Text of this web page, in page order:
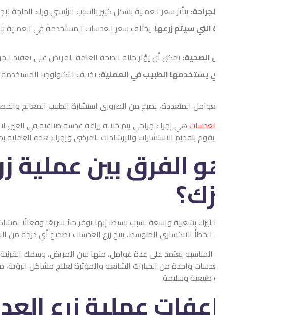
: يتأثر سعر العملية بشكل كبير بالسبب الرئيسي وراء الحاجة لإجراء الجراحة، سواء
: يختلف سعر العدسات المستخدمة في العملية بناءً على نوعها وجودتها،
: يمكن أن يؤثر حالة الصحة العامة للمريض على تعقيد الجراحة والتحضيرات
يستخدمها الطبيب في العملية: تختلف التكنولوجيا المستخدمة في عمليات زرع
المتعددة، يصبح من الضروري استشارة الطبيب المعالج والحصول على تقدير دقيق
هي إجراء جراحي يتم خلاله زراعة عدسة صناعية في العين لتصحيح مشاكل الرؤية
بتقديم الاستشارات والإرشادات للمرضى وإجراء هذه العملية بدقة وأمان لتحقيق أفضل
الفرق بين عملية زرع
بشعبية واسعة لسبب بسيط: إنها توفر حلاً سريعًا وفعالًا لمشاكل الرؤية، بعكس عملية
الانكساري المتوسط، يتيح زرع العدسات تصحيح أي درجة من الانكسار، مع تحسين
المناسبة يعتمد على عدة عوامل، منها سن المريض، وسمك القرنية، وحجم المساحات
واحدة من الخيارات الشائعة والمؤثرة لعلاج مشاكل الرؤية، مع إمكانية الحصول
عملية زرع العدسات